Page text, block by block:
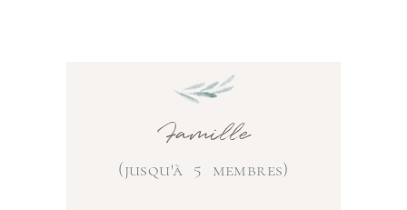
Famille
(jusqu'à 5 membres)